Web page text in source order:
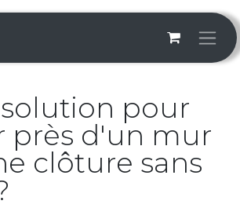
pour
près d'un mur
clôture sans